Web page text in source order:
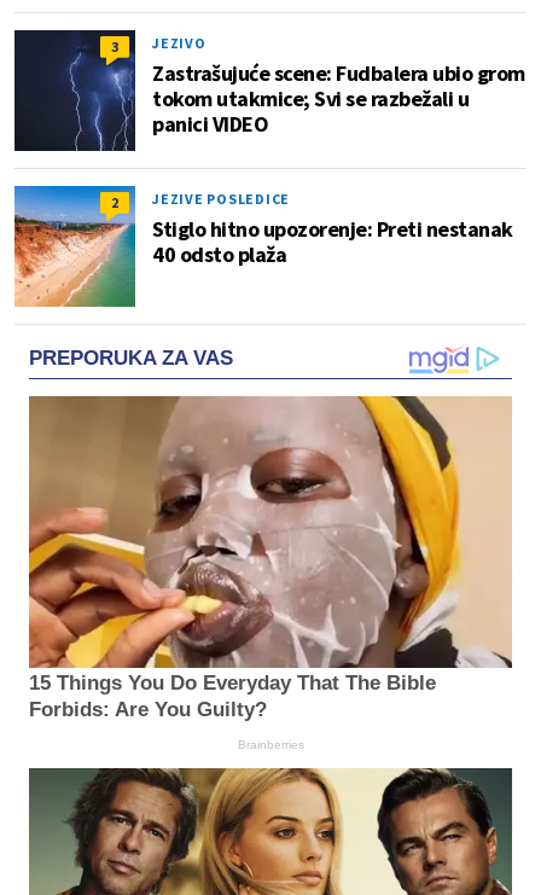
3 JEZIVO
Zastrašujuće scene: Fudbalera ubio grom
tokom utakmice; Svi se razbežali u
panici VIDEO
2 JEZIVE POSLEDICE
Stiglo hitno upozorenje: Preti nestanak
40 odsto plaža
PREPORUKA ZA VAS
15 Things You Do Everyday That The Bible
Forbids: Are You Guilty?
Brainberries